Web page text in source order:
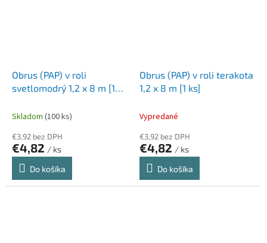
Obrus (PAP) v roli
svetlomodrý 1,2 x 8 m [1
Skladom (100 ks)
€3,92 bez DPH
€4,82 / ks
Do košíka
Obrus (PAP) v roli terakota
1,2 x 8 m [1 ks]
Vypredané
€3,92 bez DPH
€4,82 / ks
Do košíka